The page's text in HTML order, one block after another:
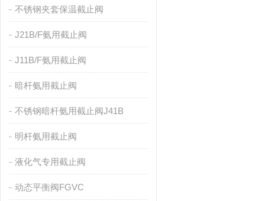
不锈钢夹套保温截止阀
J21B/F氨用截止阀
J11B/F氨用截止阀
暗杆氨用截止阀
不锈钢暗杆氨用截止阀J41B
明杆氨用截止阀
液化气专用截止阀
动态平衡阀FGVC